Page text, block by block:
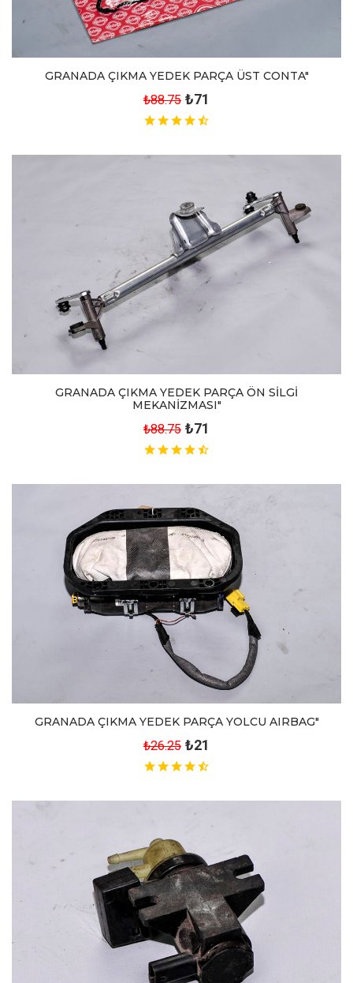
GRANADA ÇIKMA YEDEK PARÇA ÜST CONTA"
₺88.75 ₺71
GRANADA ÇIKMA YEDEK PARÇA ÖN SİLGİ
MEKANİZMASI"
₺88.75 ₺71
GRANADA ÇIKMA YEDEK PARÇA YOLCU AIRBAG"
₺26.25 ₺21